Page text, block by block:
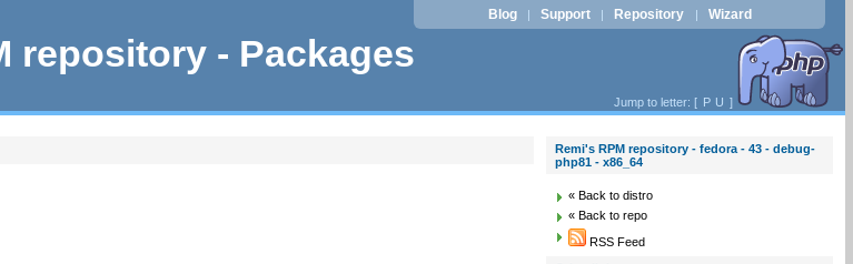
repository - Packages
Blog | Support | Repository | Wizard
Jump to letter: [ P U ]
Remi's RPM repository - fedora - 43 - debug-
php81 - x86_64
« Back to distro
« Back to repo
RSS Feed